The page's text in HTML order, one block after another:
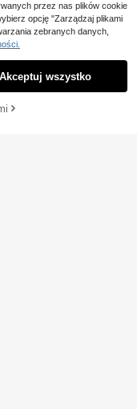
przez nas plików cookie
opcję "Zarządzaj plikami
zebranych danych,
Akceptuj wszystko